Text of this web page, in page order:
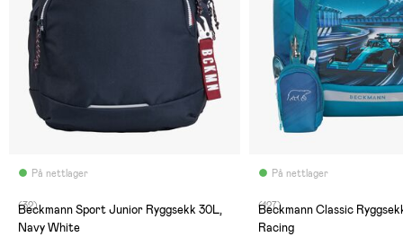
På nettlager
(32)
Beckmann Sport Junior Ryggsekk 30L,
Navy White
På nettlager
(127)
Beckmann Classic
Racing